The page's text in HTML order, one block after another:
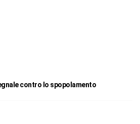
contro lo spopolamento